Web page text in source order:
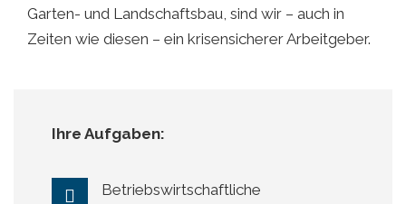
Garten- und Landschaftsbau, sind wir – auch in
Zeiten wie diesen – ein krisensicherer Arbeitgeber.
Ihre Aufgaben:
Betriebswirtschaftliche